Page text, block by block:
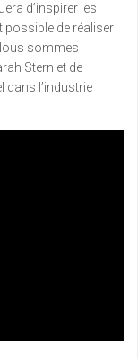
d’inspirer les
possible de réaliser
sommes
Stern et de
l’industrie